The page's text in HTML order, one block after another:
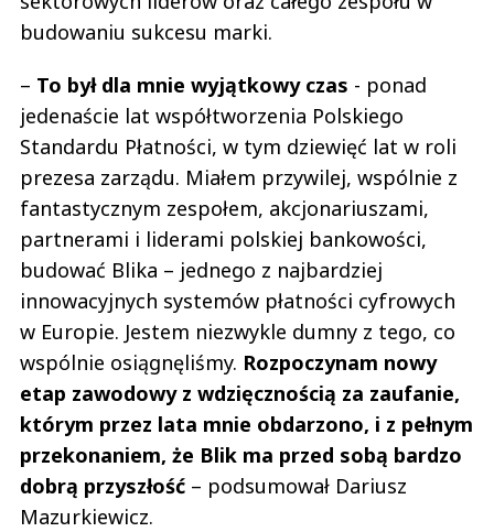
budowaniu sukcesu marki.
– To był dla mnie wyjątkowy czas - ponad
jedenaście lat współtworzenia Polskiego
Standardu Płatności, w tym dziewięć lat w roli
prezesa zarządu. Miałem przywilej, wspólnie z
fantastycznym zespołem, akcjonariuszami,
partnerami i liderami polskiej bankowości,
budować Blika – jednego z najbardziej
innowacyjnych systemów płatności cyfrowych
w Europie. Jestem niezwykle dumny z tego, co
wspólnie osiągnęliśmy. Rozpoczynam nowy
etap zawodowy z wdzięcznością za zaufanie,
którym przez lata mnie obdarzono, i z pełnym
przekonaniem, że Blik ma przed sobą bardzo
dobrą przyszłość – podsumował Dariusz
Mazurkiewicz.